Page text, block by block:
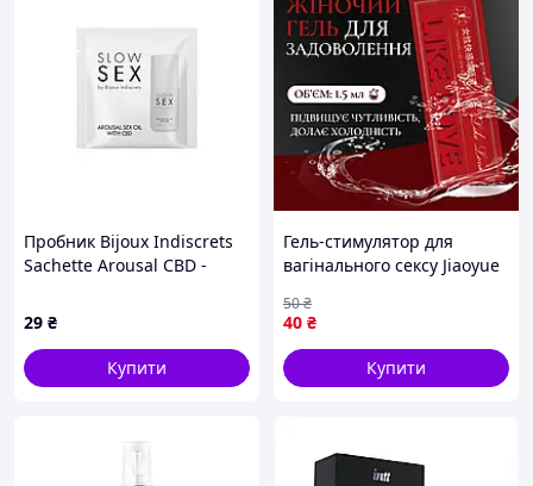
Пробник Bijoux Indiscrets
Sachette Arousal CBD -
29 ₴
Купити
Гель-стимулятор для
вагінального сексу Jiaoyue
без запаху
40 ₴
50₴
Купити